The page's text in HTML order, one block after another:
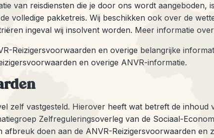
van reisdiensten die je door ons wordt
volledige pakketreis. Wij beschikken ook over de
ingeval wij insolvent worden. Meer informatie
Reizigersvoorwaarden en overige belangrijke
en overige ANVR-informatie.
zelf vastgesteld. Hierover heeft wat betreft de
Zelfreguleringsoverleg van de Sociaal-
afbreuk doen aan de ANVR-Reizigersvoorwaarden